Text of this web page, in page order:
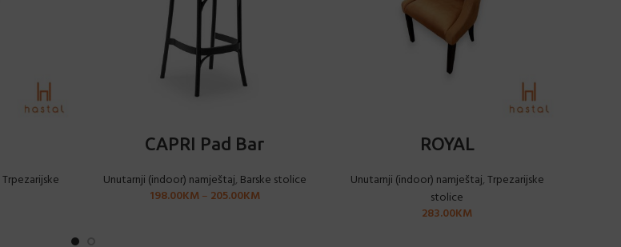
Trpezarijske
CAPRI Pad Bar
Unutarnji (indoor) namještaj, Barske stolice
198.00KM– 205.00KM
ROYAL
Unutarnji (indoor) namještaj,Trpezarijske
stolice
283.00KM